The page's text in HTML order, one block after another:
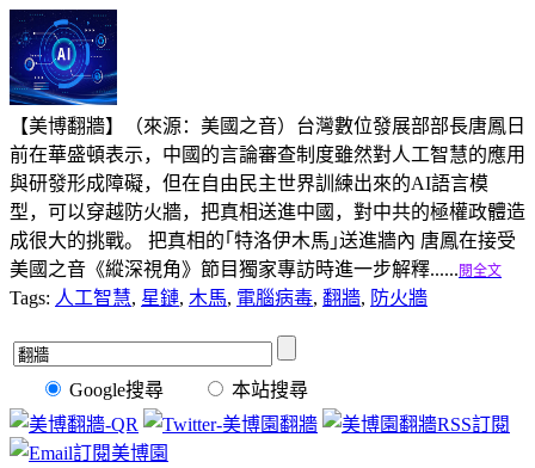
【美博翻牆】（來源：美國之音）台灣數位發展部部長唐鳳日
前在華盛頓表示，中國的言論審查制度雖然對人工智慧的應用
與研發形成障礙，但在自由民主世界訓練出來的AI語言模
型，可以穿越防火牆，把真相送進中國，對中共的極權政體造
成很大的挑戰。 把真相的｢特洛伊木馬｣送進牆內 唐鳳在接受
美國之音《縱深視角》節目獨家專訪時進一步解釋...... 閱全文
Tags: 人工智慧, 星鏈, 木馬, 電腦病毒, 翻牆, 防火牆
Google搜尋 本站搜尋